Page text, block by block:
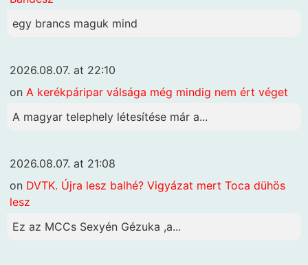
egy brancs maguk mind
2026.08.07. at 22:10
on A kerékpáripar válsága még mindig nem ért véget
A magyar telephely létesítése már a...
2026.08.07. at 21:08
on DVTK. Újra lesz balhé? Vigyázat mert Toca dühös
lesz
Ez az MCCs Sexyén Gézuka ,a...